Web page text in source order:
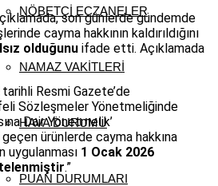
NÖBETÇI ECZANELER
NAMAZ VAKITLERI
HAVA DURUMU
PUAN DURUMLARI
son günlerde gündemde
cayma hakkının kaldırıldığını
olduğunu ifade etti. Açıklamada
Resmi Gazete’de
Sözleşmeler Yönetmeliğinde
Dair Yönetmelik’
geçen ürünlerde cayma hakkına
uygulanması 1 Ocak 2026
.”